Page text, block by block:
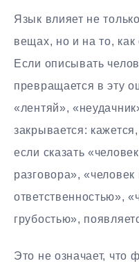
Язык влияет не
вещах, но и на то,
Если описывать
превращается в эту
«лентяй»,
закрывается:
если сказать
разговора»,
ответственностью»,
грубостью»,
Это не означает, что